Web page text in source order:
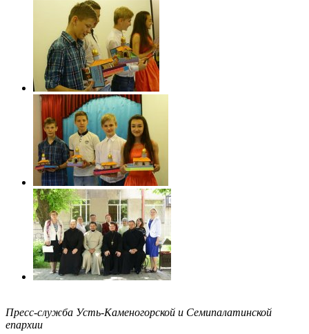
Пресс-служба Усть-Каменогорской и Семипалатинской
епархии